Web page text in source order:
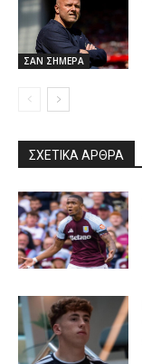
ΣΑΝ ΣΗΜΕΡΑ
ΣΧΕΤΙΚΆ ΆΡΘΡΑ